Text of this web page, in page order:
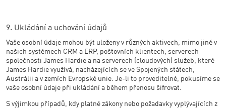
9. Ukládání a uchování údajů
Vaše osobní údaje mohou být uloženy v různých aktivech, mimo jiné v
našich systémech CRM a ERP, poštovních klientech, serverech
společnosti James Hardie a na serverech (cloudových) služeb, které
James Hardie využívá, nacházejících se ve Spojených státech,
Austrálii a v zemích Evropské unie. Je-li to proveditelné, pokusíme se
vaše osobní údaje při ukládání a během přenosu šifrovat.
S výjimkou případů, kdy platné zákony nebo požadavky vyplývajících z